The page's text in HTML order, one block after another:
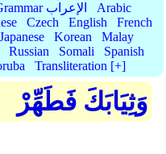
Grammar الإعراب
Arabic
Czech English
French
Japanese Korean
Malay
Russian Somali
Spanish
Transliteration [+]
وَثِيَابَكَ فَطَهِّرْ